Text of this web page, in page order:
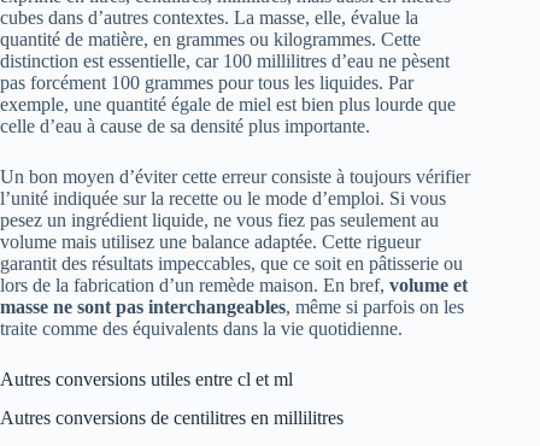
cubes dans d’autres contextes. La masse, elle, évalue la
quantité de matière, en grammes ou kilogrammes. Cette
distinction est essentielle, car 100 millilitres d’eau ne pèsent
pas forcément 100 grammes pour tous les liquides. Par
exemple, une quantité égale de miel est bien plus lourde que
celle d’eau à cause de sa densité plus importante.
Un bon moyen d’éviter cette erreur consiste à toujours vérifier
l’unité indiquée sur la recette ou le mode d’emploi. Si vous
pesez un ingrédient liquide, ne vous fiez pas seulement au
volume mais utilisez une balance adaptée. Cette rigueur
garantit des résultats impeccables, que ce soit en pâtisserie ou
lors de la fabrication d’un remède maison. En bref, volume et
masse ne sont pas interchangeables, même si parfois on les
traite comme des équivalents dans la vie quotidienne.
Autres conversions utiles entre cl et ml
Autres conversions de centilitres en millilitres